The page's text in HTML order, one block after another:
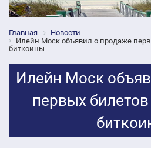
Главная
Новости
Илейн Моск объявил о продаже
биткоины
Илейн Моск
первых